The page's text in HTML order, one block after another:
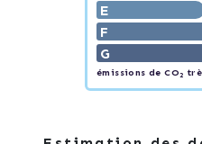
E
F
G
émissions de CO2